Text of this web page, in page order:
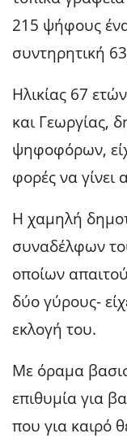
215 ψήφους
συντηρητική
Ηλικίας 67
και Γεωργίας,
ψηφοφόρων,
φορές να γίνει
Η χαμηλή
συναδέλφων
οποίων
δύο γύρους-
εκλογή του.
Με όραμα
επιθυμία για
που για καιρό